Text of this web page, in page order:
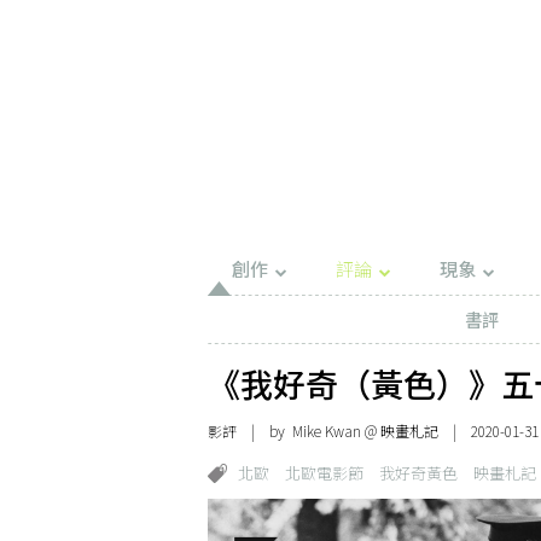
創作 評論
現象
書評
《我好奇（黃色）》
影評 | by Mike Kwan @ 映畫札記 | 2020-01-31
北歐 北歐電影節 我好奇黃色 映畫札記